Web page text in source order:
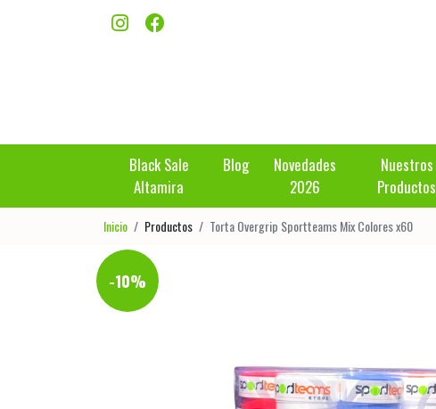
Black Sale
Altamira
Blog
Novedades
2026
Nuestros
Productos
Inicio Productos Torta Overgrip Sportteams Mix Colores x60
-10%